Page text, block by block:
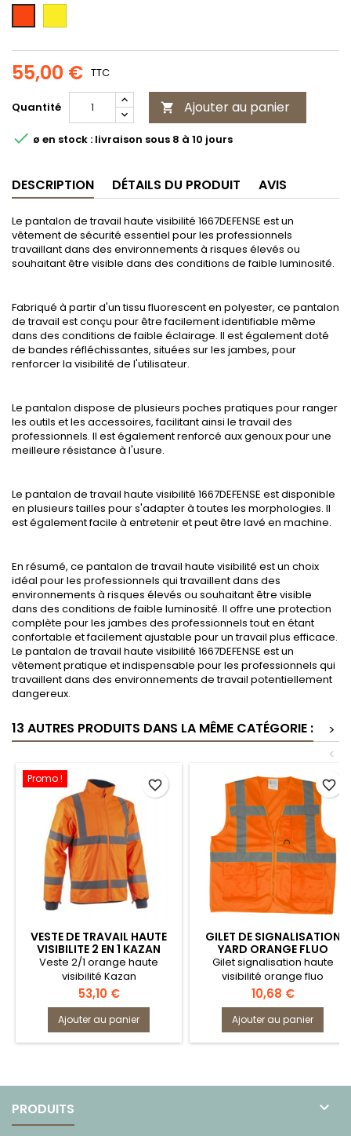
orangeyellow
55,00 € TTC
Quantité  Ajouter au panier
 ø en stock : livraison sous 8 à 10 jours
DESCRIPTION DÉTAILS DU PRODUIT AVIS
Le pantalon de travail haute visibilité 1667DEFENSE est un
vêtement de sécurité essentiel pour les professionnels
travaillant dans des environnements à risques élevés ou
souhaitant être visible dans des conditions de faible luminosité.
Fabriqué à partir d'un tissu fluorescent en polyester, ce pantalon
de travail est conçu pour être facilement identifiable même
dans des conditions de faible éclairage. Il est également doté
de bandes réfléchissantes, situées sur les jambes, pour
renforcer la visibilité de l'utilisateur.
Le pantalon dispose de plusieurs poches pratiques pour ranger
les outils et les accessoires, facilitant ainsi le travail des
professionnels. Il est également renforcé aux genoux pour une
meilleure résistance à l'usure.
Le pantalon de travail haute visibilité 1667DEFENSE est disponible
en plusieurs tailles pour s'adapter à toutes les morphologies. Il
est également facile à entretenir et peut être lavé en machine.
En résumé, ce pantalon de travail haute visibilité est un choix
idéal pour les professionnels qui travaillent dans des
environnements à risques élevés ou souhaitant être visible
dans des conditions de faible luminosité. Il offre une protection
complète pour les jambes des professionnels tout en étant
confortable et facilement ajustable pour un travail plus efficace.
Le pantalon de travail haute visibilité 1667DEFENSE est un
vêtement pratique et indispensable pour les professionnels qui
travaillent dans des environnements de travail potentiellement
dangereux.
13 AUTRES PRODUITS DANS LA MÊME CATÉGORIE :
>
<
Promo !
VESTE DE TRAVAIL HAUTE
VISIBILITE 2 EN 1 KAZAN
COVERGUARD
Veste 2/1 orange haute
visibilité Kazan
Prix
53,10 €
Ajouter au panier
favorite_border
GILET DE SIGNALISATION
YARD ORANGE FLUO
Gilet signalisation haute
visibilité orange fluo
Prix
10,68 €
Ajouter au panier
favorite_border
PRODUITS 